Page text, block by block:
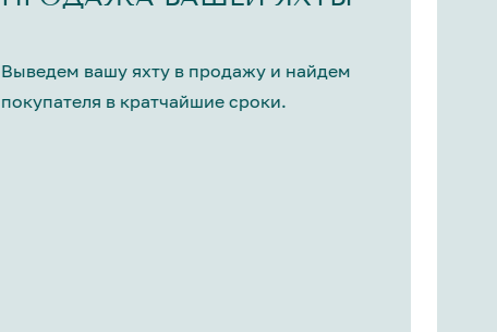
Выведем вашу яхту в продажу и найдем
покупателя в кратчайшие сроки.